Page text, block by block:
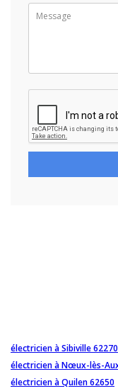
électricien à Sibiville 62270
électricien à Nœux-lès-
électricien à Quilen 62650